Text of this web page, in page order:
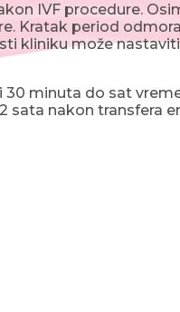
IVF procedure.
Kratak period
kliniku može
minuta do sat
nakon transfera